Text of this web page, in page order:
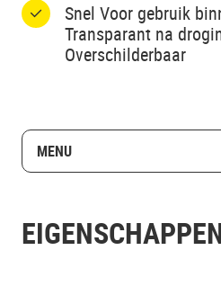
Snel Voor gebruik
Transparant na
Overschilderbaar
MENU